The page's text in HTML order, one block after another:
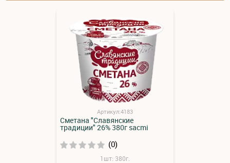
Артикул:4183
Сметана "Славянские
традиции" 26% 380г sacmi
(0)
1шт: 380г.